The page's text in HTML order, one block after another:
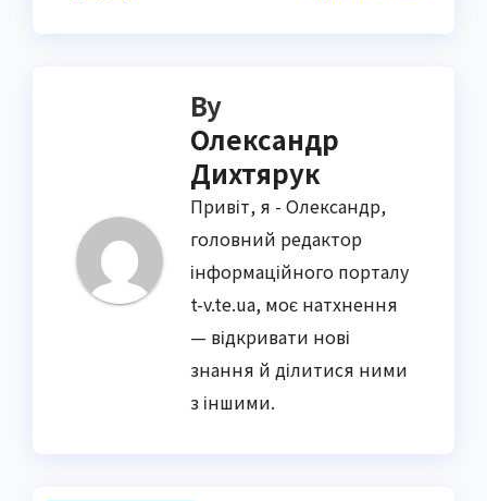
By
Олександр
Дихтярук
Привіт, я - Олександр,
головний редактор
інформаційного порталу
t-v.te.ua, моє натхнення
— відкривати нові
знання й ділитися ними
з іншими.